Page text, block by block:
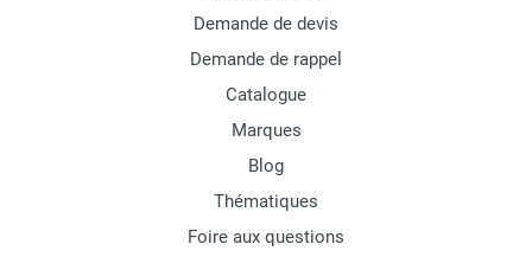
Demande de devis
Demande de rappel
Catalogue
Marques
Blog
Thématiques
Foire aux questions